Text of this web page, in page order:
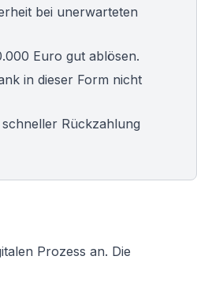
bei unerwarteten
Euro gut ablösen.
in dieser Form nicht
Rückzahlung
Prozess an. Die